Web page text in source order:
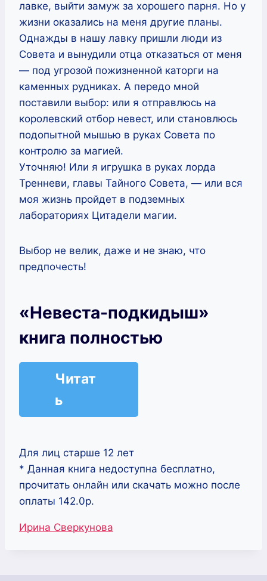
лавке, выйти замуж за хорошего парня. Но у
жизни оказались на меня другие планы.
Однажды в нашу лавку пришли люди из
Совета и вынудили отца отказаться от меня
— под угрозой пожизненной каторги на
каменных рудниках. А передо мной
поставили выбор: или я отправлюсь на
королевский отбор невест, или становлюсь
подопытной мышью в руках Совета по
контролю за магией.
Уточняю! Или я игрушка в руках лорда
Тренневи, главы Тайного Совета, — или вся
моя жизнь пройдет в подземных
лабораториях Цитадели магии.
Выбор не велик, даже и не знаю, что
предпочесть!
«Невеста-подкидыш»
книга полностью
Читат
ь
Для лиц старше 12 лет
* Данная книга недоступна бесплатно,
прочитать онлайн или скачать можно после
оплаты 142.0р.
Метки
Ирина Сверкунова